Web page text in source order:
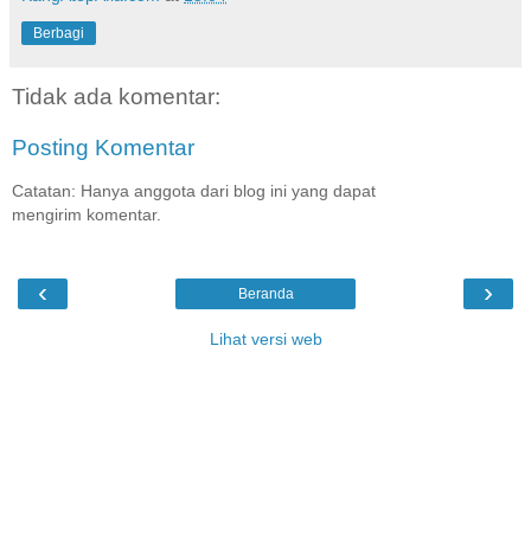
Berbagi
Tidak ada komentar:
Posting Komentar
Catatan: Hanya anggota dari blog ini yang dapat
mengirim komentar.
‹ ›
Beranda
Lihat versi web